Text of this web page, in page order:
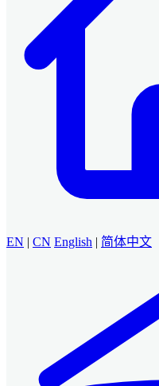
EN | CN English | 简体中文